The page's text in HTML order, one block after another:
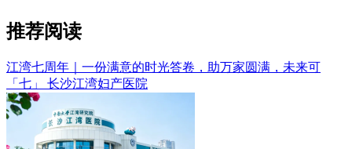
推荐阅读
江湾七周年｜一份满意的时光答卷，助万家圆满，未来可
「七」 长沙江湾妇产医院